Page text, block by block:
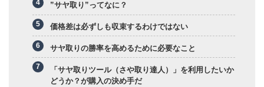
”サヤ取り”ってなに？
価格差は必ずしも収束するわけではない
サヤ取りの勝率を高めるために必要なこと
「サヤ取りツール（さや取り達人）」を利用したいか
どうか？が購入の決め手だ